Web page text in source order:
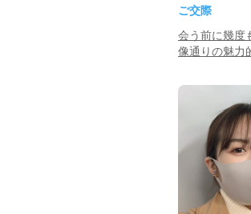
ご交際
会う前に幾度
像通りの魅力